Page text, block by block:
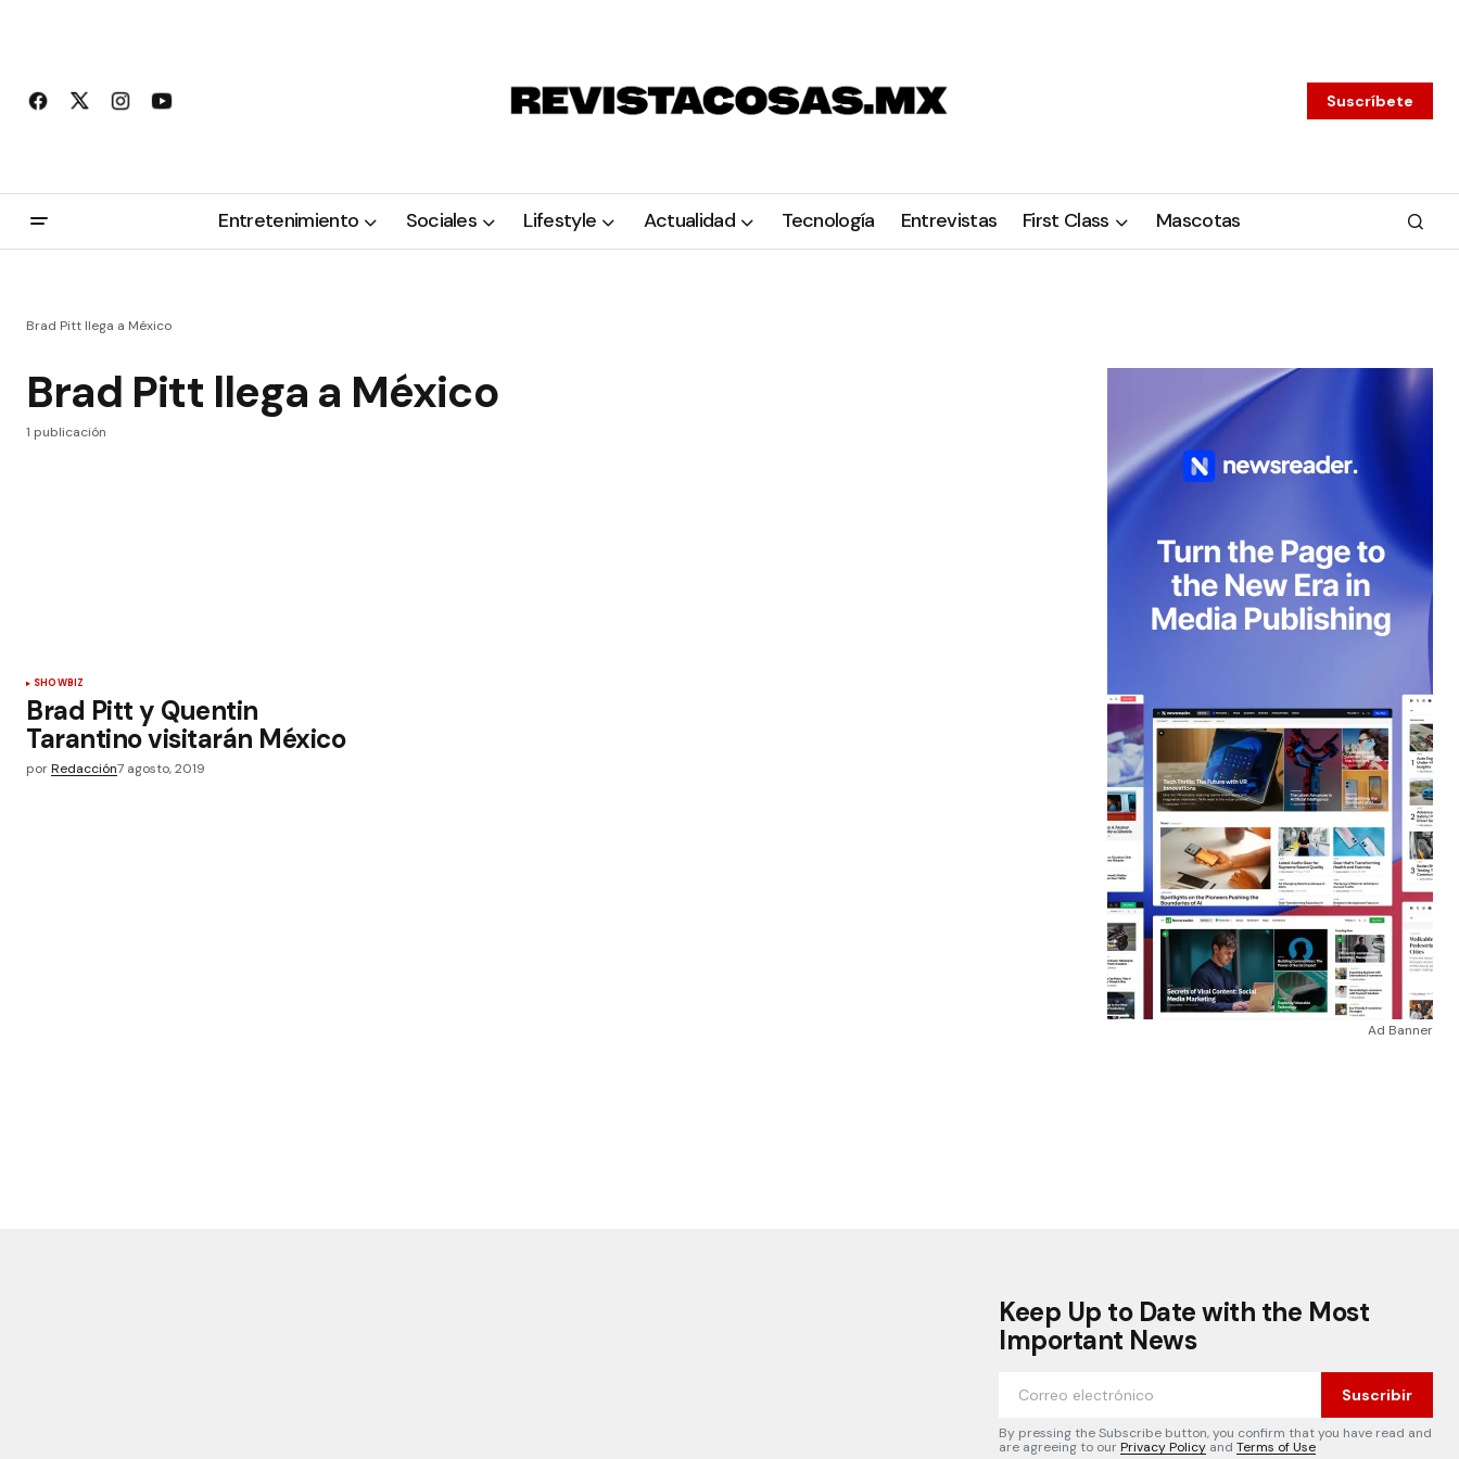
Suscríbete
Entretenimiento Sociales Lifestyle Actualidad Tecnología Entrevistas First Class Mascotas
Brad Pitt llega a México
Brad Pitt llega a México
1 publicación
SHOWBIZ
Brad Pitt y Quentin
Tarantino visitarán México
porRedacción7 agosto, 2019
Ad Banner
Keep Up to Date with the Most
Important News
Suscribir
By pressing the Subscribe button, you confirm that you have read and
are agreeing to ourPrivacy Policy and Terms of Use